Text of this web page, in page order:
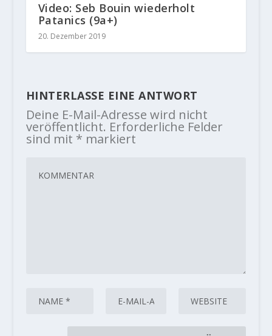
Video: Seb Bouin wiederholt
Patanics (9a+)
20. Dezember 2019
HINTERLASSE EINE ANTWORT
Deine E-Mail-Adresse wird nicht
veröffentlicht. Erforderliche Felder
sind mit * markiert